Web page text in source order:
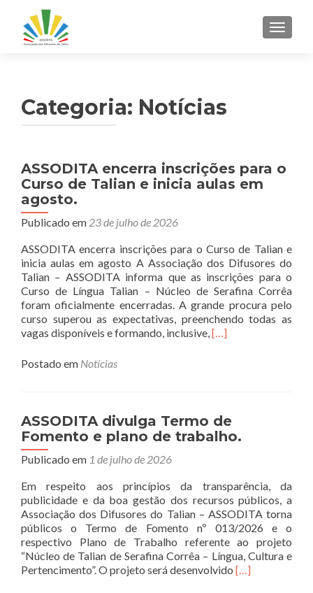
Categoria: Notícias
ASSODITA encerra inscrições para o
Curso de Talian e inicia aulas em
agosto.
Publicado em 23 de julho de 2026
ASSODITA encerra inscrições para o Curso de Talian e
inicia aulas em agosto A Associação dos Difusores do
Talian – ASSODITA informa que as inscrições para o
Curso de Língua Talian – Núcleo de Serafina Corrêa
foram oficialmente encerradas. A grande procura pelo
curso superou as expectativas, preenchendo todas as
vagas disponíveis e formando, inclusive,Read
para
o
Curso
e
inicia
aulas
em
agosto.
[…]
Postado em Notícias
ASSODITA divulga Termo de
Fomento e plano de trabalho.
Publicado em 1 de julho de 2026
Em respeito aos princípios da transparência, da
publicidade e da boa gestão dos recursos públicos, a
Associação dos Difusores do Talian – ASSODITA torna
públicos o Termo de Fomento nº 013/2026 e o
respectivo Plano de Trabalho referente ao projeto
“Núcleo de Talian de Serafina Corrêa – Língua, Cultura e
Pertencimento”. O projeto será desenvolvido Read
[…]
Navegação
por
posts